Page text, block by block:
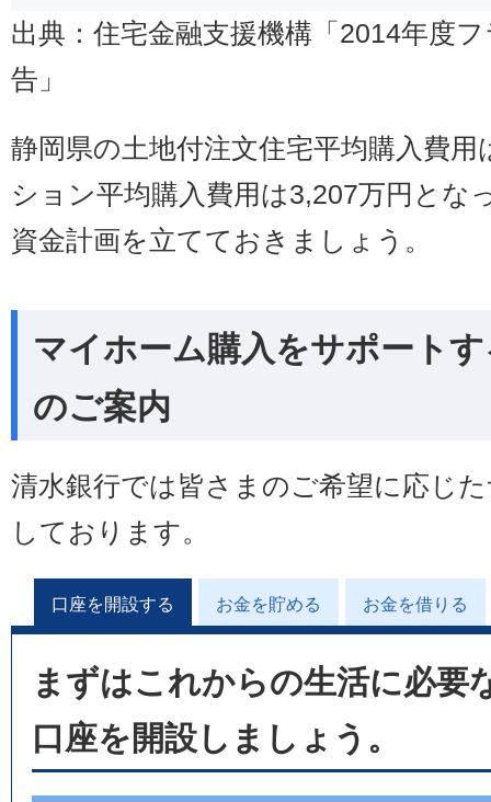
出典：住宅金融支援機構「2014年度
告」
静岡県の土地付注文住宅平均購入費
ション平均購入費用は3,207万円とな
資金計画を立てておきましょう。
マイホーム購入をサポート
のご案内
清水銀行では皆さまのご希望に応じ
しております。
口座を開設する お金を貯める お金を借りる
まずはこれからの生活に必要
口座を開設しましょう。